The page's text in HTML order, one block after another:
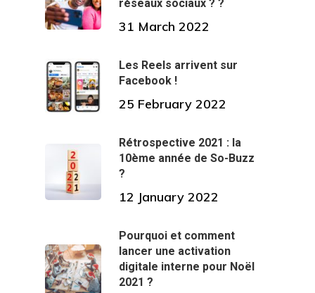
réseaux sociaux ? ?
31 March 2022
Les Reels arrivent sur
Facebook !
25 February 2022
Rétrospective 2021 : la
10ème année de So-Buzz
?
12 January 2022
Pourquoi et comment
lancer une activation
digitale interne pour Noël
2021 ?